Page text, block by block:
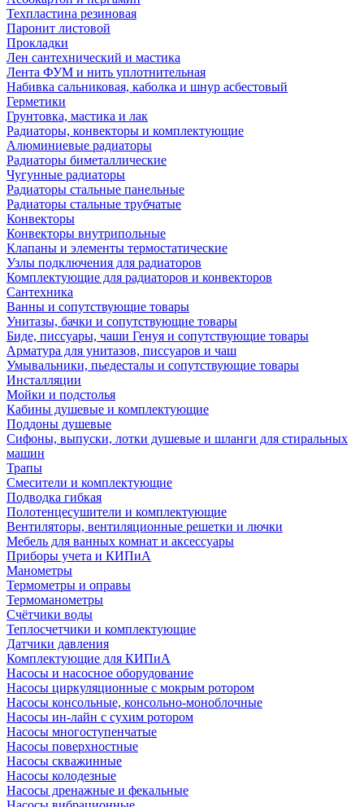
Техпластина резиновая
Паронит листовой
Прокладки
Лен сантехнический и мастика
Лента ФУМ и нить уплотнительная
Набивка сальниковая, каболка и шнур асбестовый
Герметики
Грунтовка, мастика и лак
Радиаторы, конвекторы и комплектующие
Алюминиевые радиаторы
Радиаторы биметаллические
Чугунные радиаторы
Радиаторы стальные панельные
Радиаторы стальные трубчатые
Конвекторы
Конвекторы внутрипольные
Клапаны и элементы термостатические
Узлы подключения для радиаторов
Комплектующие для радиаторов и конвекторов
Сантехника
Ванны и сопутствующие товары
Унитазы, бачки и сопутствующие товары
Биде, писсуары, чаши Генуя и сопутствующие товары
Арматура для унитазов, писсуаров и чаш
Умывальники, пьедесталы и сопутствующие товары
Инсталляции
Мойки и подстолья
Кабины душевые и комплектующие
Поддоны душевые
Сифоны, выпуски, лотки душевые и шланги для стиральных
машин
Трапы
Смесители и комплектующие
Подводка гибкая
Полотенцесушители и комплектующие
Вентиляторы, вентиляционные решетки и лючки
Мебель для ванных комнат и аксессуары
Приборы учета и КИПиА
Манометры
Термометры и оправы
Термоманометры
Счётчики воды
Теплосчетчики и комплектующие
Датчики давления
Комплектующие для КИПиА
Насосы и насосное оборудование
Насосы циркуляционные с мокрым ротором
Насосы консольные, консольно-моноблочные
Насосы ин-лайн с сухим ротором
Насосы многоступенчатые
Насосы поверхностные
Насосы скважинные
Насосы колодезные
Насосы дренажные и фекальные